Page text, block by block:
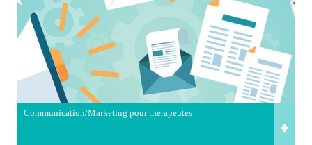
Communication/Marketing pour thérapeutes